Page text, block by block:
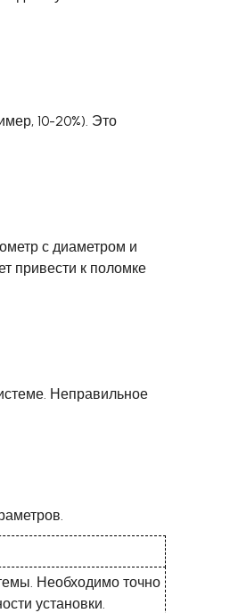
10-20%). Это
с диаметром и
привести к поломке
Неправильное
Необходимо точно
установки.